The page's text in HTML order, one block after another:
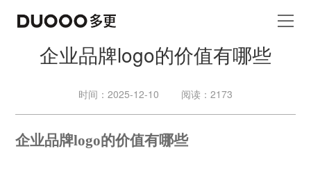
企业品牌logo的价值有哪些
时间：2025-12-10 阅读：2173
企业品牌logo的价值有哪些